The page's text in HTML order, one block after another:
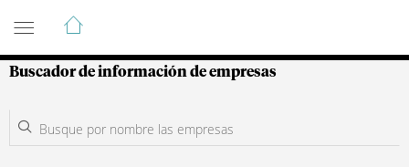
Guía de Empresas Colombianas
Buscador de información de empresas